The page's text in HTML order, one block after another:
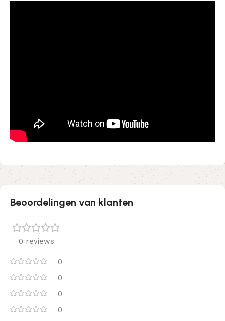
Beoordelingen van klanten
0 reviews
0
0
0
0